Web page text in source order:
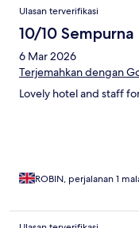
Ulasan terverifikasi
10/10 Sempurna
6 Mar 2026
Terjemahkan dengan
Lovely hotel and staff
ROBIN, perjalanan 1